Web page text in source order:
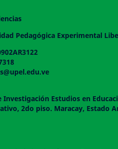
Pedagógica Experimental
Estudios en
2do piso.